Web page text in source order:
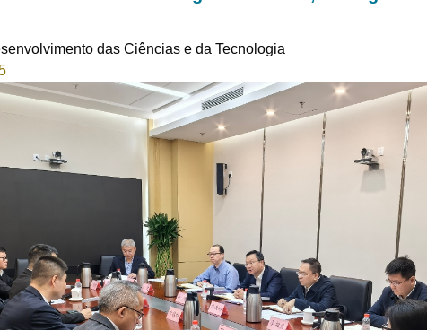
das Ciências e da Tecnologia